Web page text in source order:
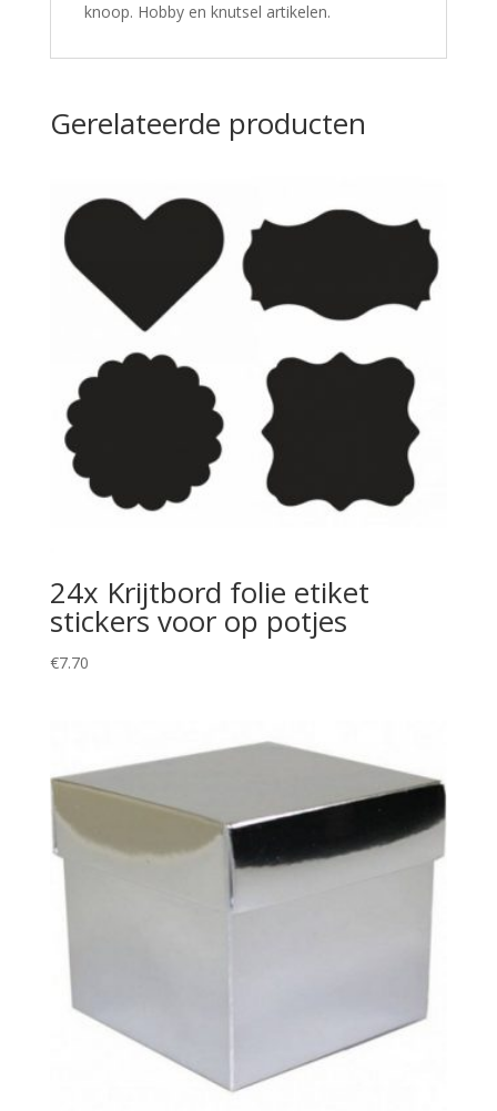
knoop. Hobby en knutsel artikelen.
Gerelateerde producten
24x Krijtbord folie etiket
stickers voor op potjes
€7.70